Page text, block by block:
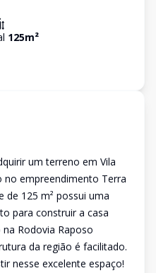
125m²
um terreno em Vila
no empreendimento Terra
de 125 m² possui uma
para construir a casa
Rodovia Raposo
da região é facilitado.
nesse excelente espaço!